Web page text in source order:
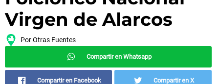
Virgen de Alarcos
PorOtras Fuentes
Compartir en Whatsapp
Compartir en Facebook Compartir en X